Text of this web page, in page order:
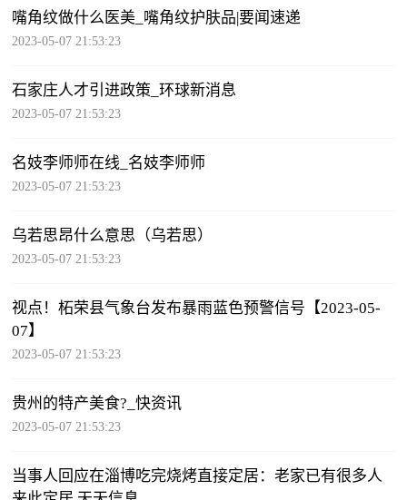
嘴角纹做什么医美_嘴角纹护肤品|要闻速递
2023-05-07 21:53:23
石家庄人才引进政策_环球新消息
2023-05-07 21:53:23
名妓李师师在线_名妓李师师
2023-05-07 21:53:23
乌若思昂什么意思（乌若思）
2023-05-07 21:53:23
视点！柘荣县气象台发布暴雨蓝色预警信号【2023-05-
07】
2023-05-07 21:53:23
贵州的特产美食?_快资讯
2023-05-07 21:53:23
当事人回应在淄博吃完烧烤直接定居：老家已有很多人